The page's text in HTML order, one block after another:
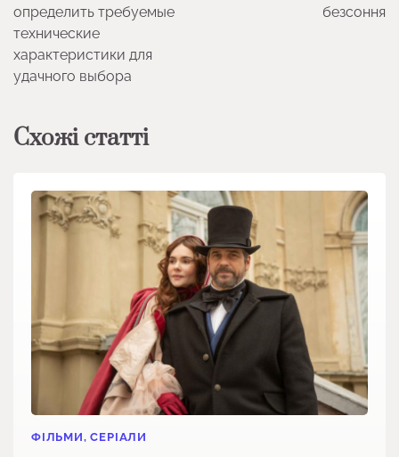
определить требуемые
технические
характеристики для
удачного выбора
безсоння
Схожі статті
ФІЛЬМИ, СЕРІАЛИ